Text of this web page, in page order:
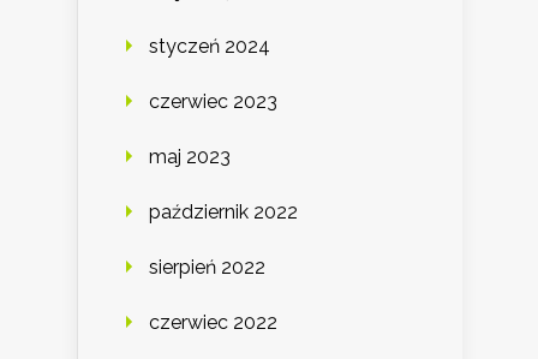
styczeń 2024
czerwiec 2023
maj 2023
październik 2022
sierpień 2022
czerwiec 2022